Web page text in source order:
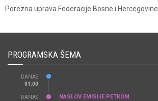
Porezna uprava Federacije Bosne i Hercegovine
PROGRAMSKA ŠEMA
DANAS
01:00
DANAS
NASLOV EMISIJE PETKOM